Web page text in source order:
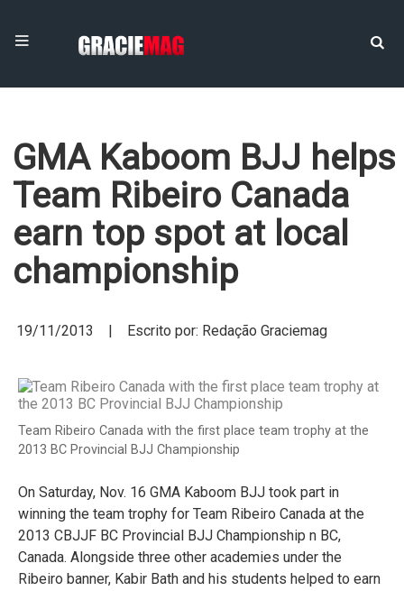
GMA Kaboom BJJ helps
Team Ribeiro Canada
earn top spot at local
championship
19/11/2013 | Escrito por: Redação Graciemag
Team Ribeiro Canada with the first place team trophy at the
2013 BC Provincial BJJ Championship
On Saturday, Nov. 16 GMA Kaboom BJJ took part in
winning the team trophy for Team Ribeiro Canada at the
2013 CBJJF BC Provincial BJJ Championship n BC,
Canada. Alongside three other academies under the
Ribeiro banner, Kabir Bath and his students helped to earn